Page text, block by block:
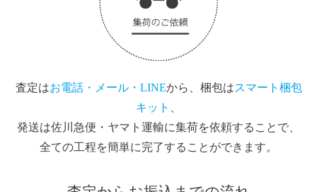
査定はお電話・メール・LINEから、梱包はスマート梱包
キット
発送は佐川急便・ヤマト運輸に集荷を依頼することで、
全ての工程を簡単に完了することができます。